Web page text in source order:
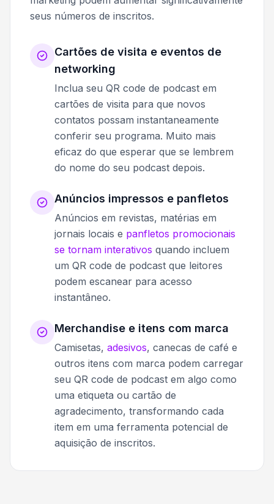
seus números de inscritos.
Cartões de visita e eventos de
networking
Inclua seu QR code de podcast em
cartões de visita para que novos
contatos possam instantaneamente
conferir seu programa. Muito mais
eficaz do que esperar que se lembrem
do nome do seu podcast depois.
Anúncios impressos e panfletos
Anúncios em revistas, matérias em
jornais locais e panfletos promocionais
se tornam interativos quando incluem
um QR code de podcast que leitores
podem escanear para acesso
instantâneo.
Merchandise e itens com marca
Camisetas, adesivos, canecas de café e
outros itens com marca podem carregar
seu QR code de podcast em algo como
uma etiqueta ou cartão de
agradecimento, transformando cada
item em uma ferramenta potencial de
aquisição de inscritos.